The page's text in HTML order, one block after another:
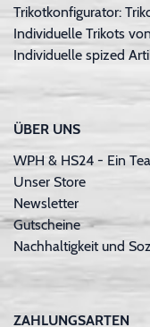
Trikotkonfigurator:
Individuelle Trikots
Individuelle spized
ÜBER UNS
WPH & HS24 - Ein
Unser Store
Newsletter
Gutscheine
Nachhaltigkeit und
ZAHLUNGSARTEN